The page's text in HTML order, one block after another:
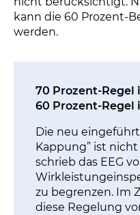
kann die 60 Prozent-
werden.
70 Prozent-Regel
60 Prozent-Regel
Die neu
Kappung” ist nicht
schrieb das EEG
zu begrenzen. Im
diese Regelung